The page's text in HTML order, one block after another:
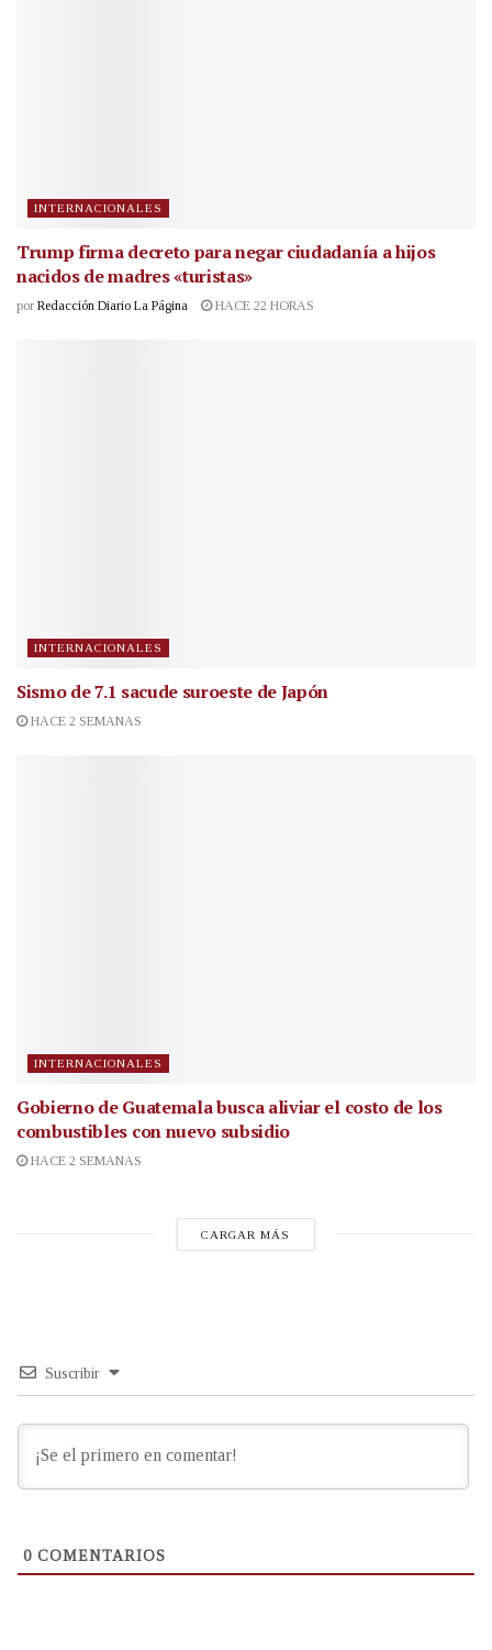
INTERNACIONALES
Trump firma decreto para negar ciudadanía a hijos
nacidos de madres «turistas»
por Redacción Diario La Página HACE 22 HORAS
INTERNACIONALES
Sismo de 7.1 sacude suroeste de Japón
HACE 2 SEMANAS
INTERNACIONALES
Gobierno de Guatemala busca aliviar el costo de los
combustibles con nuevo subsidio
HACE 2 SEMANAS
CARGAR MÁS
Suscribir
0 COMENTARIOS